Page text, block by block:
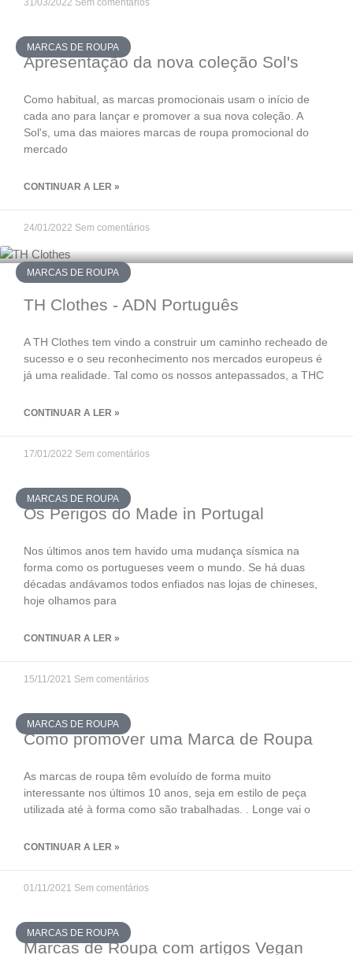
31/03/2022 Sem comentários
MARCAS DE ROUPA
Apresentação da nova coleção Sol's
Como habitual, as marcas promocionais usam o início de
cada ano para lançar e promover a sua nova coleção. A
Sol's, uma das maiores marcas de roupa promocional do
mercado
CONTINUAR A LER »
24/01/2022 Sem comentários
MARCAS DE ROUPA
TH Clothes - ADN Português
A TH Clothes tem vindo a construir um caminho recheado de
sucesso e o seu reconhecimento nos mercados europeus é
já uma realidade. Tal como os nossos antepassados, a THC
CONTINUAR A LER »
17/01/2022 Sem comentários
MARCAS DE ROUPA
Os Perigos do Made in Portugal
Nos últimos anos tem havido uma mudança sísmica na
forma como os portugueses veem o mundo. Se há duas
décadas andávamos todos enfiados nas lojas de chineses,
hoje olhamos para
CONTINUAR A LER »
15/11/2021 Sem comentários
MARCAS DE ROUPA
Como promover uma Marca de Roupa
As marcas de roupa têm evoluído de forma muito
interessante nos últimos 10 anos, seja em estilo de peça
utilizada até à forma como são trabalhadas. . Longe vai o
CONTINUAR A LER »
01/11/2021 Sem comentários
MARCAS DE ROUPA
Marcas de Roupa com artigos Vegan